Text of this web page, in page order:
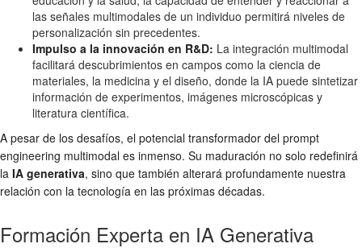
las señales multimodales de un individuo permitirá niveles de
personalización sin precedentes.
Impulso a la innovación en R&D: La integración multimodal
facilitará descubrimientos en campos como la ciencia de
materiales, la medicina y el diseño, donde la IA puede sintetizar
información de experimentos, imágenes microscópicas y
literatura científica.
A pesar de los desafíos, el potencial transformador del prompt
engineering multimodal es inmenso. Su maduración no solo redefinirá
la IA generativa, sino que también alterará profundamente nuestra
relación con la tecnología en las próximas décadas.
Formación Experta en IA Generativa